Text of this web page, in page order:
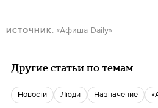
ИСТОЧНИК: «Афиша Daily»
Другие статьи по темам
новости люди назначение